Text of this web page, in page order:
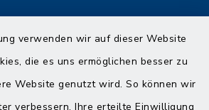
verwenden wir auf dieser Website
die es uns ermöglichen besser zu
Website genutzt wird. So können wir
verbessern. Ihre erteilte Einwilligung
Datenschutz
Impressum